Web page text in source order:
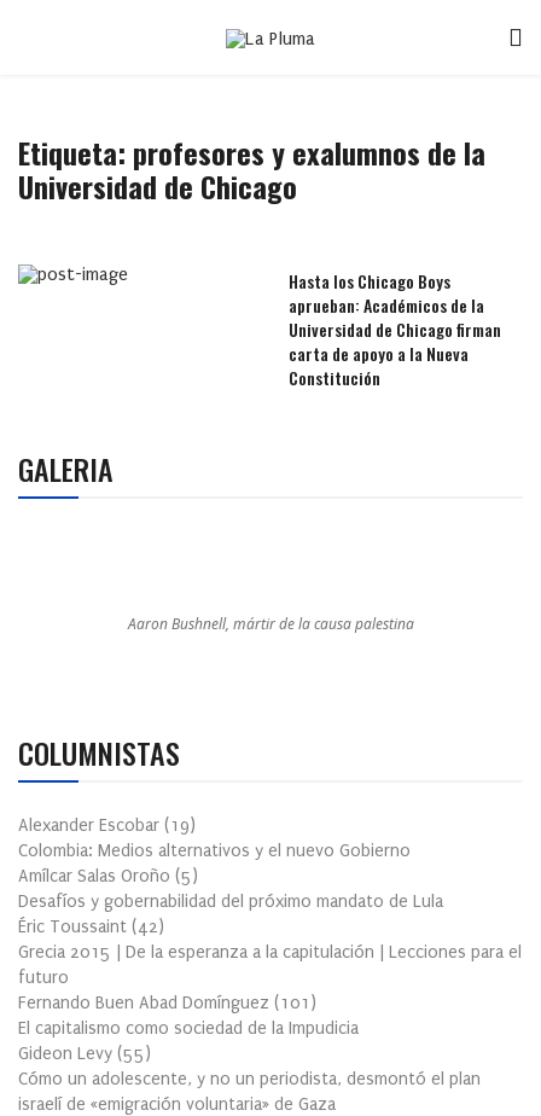
Etiqueta: profesores y exalumnos de la
Universidad de Chicago
Hasta los Chicago Boys
aprueban: Académicos de la
Universidad de Chicago firman
carta de apoyo a la Nueva
Constitución
GALERIA
Aaron Bushnell, mártir de la causa palestina
COLUMNISTAS
Alexander Escobar (19)
Colombia: Medios alternativos y el nuevo Gobierno
Amílcar Salas Oroño (5)
Desafíos y gobernabilidad del próximo mandato de Lula
Éric Toussaint (42)
Grecia 2015 | De la esperanza a la capitulación | Lecciones para el
futuro
Fernando Buen Abad Domínguez (101 )
El capitalismo como sociedad de la Impudicia
Gideon Levy (55)
Cómo un adolescente, y no un periodista, desmontó el plan
israelí de «emigración voluntaria» de Gaza